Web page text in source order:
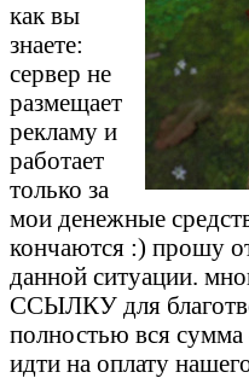
как вы
знаете:
сервер не
размещает
рекламу и
работает
только за
мои денежные
кончаются :) прошу
данной ситуации.
ССЫЛКУ для
полностью вся сумма
идти на оплату